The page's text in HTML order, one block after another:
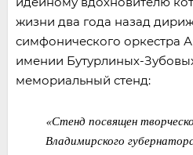
жизни два года назад
симфонического оркестра
имении Бутурлиных-
мемориальный стенд:
«Стенд посвящен
Владимирского